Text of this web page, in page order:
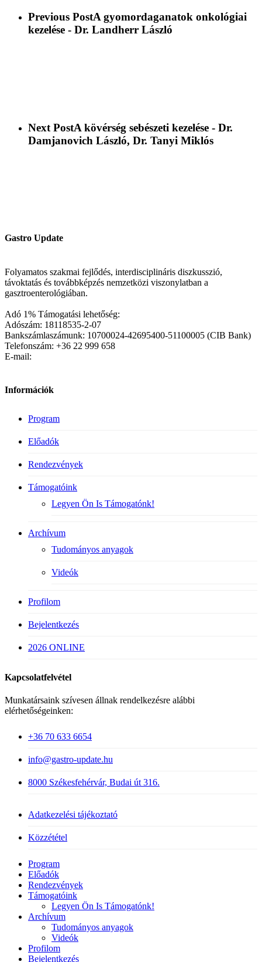
Previous PostA gyomordaganatok onkológiai
kezelése - Dr. Landherr László
Next PostA kövérség sebészeti kezelése - Dr.
Damjanovich László, Dr. Tanyi Miklós
Gastro Update
Folyamatos szakmai fejlődés, interdisciplináris diszkusszió,
távoktatás és továbbképzés nemzetközi viszonylatban a
gasztroenterológiában.
Adó 1% Támogatási lehetőség:
Adószám: 18118535-2-07
Bankszámlaszámunk: 10700024-42695400-51100005 (CIB Bank)
Telefonszám: +36 22 999 658
E-mail:
Információk
Program
Előadók
Rendezvények
Támogatóink
Legyen Ön Is Támogatónk!
Archívum
Tudományos anyagok
Videók
Profilom
Bejelentkezés
2026 ONLINE
Kapcsolatfelvétel
Munkatársaink szívesen állnak rendelkezésre alábbi
elérhetőségeinken:
+36 70 633 6654
info@gastro-update.hu
8000 Székesfehérvár, Budai út 316.
Adatkezelési tájékoztató
Közzététel
Close
Menu
Program
Előadók
Rendezvények
Támogatóink
Legyen Ön Is Támogatónk!
Archívum
Tudományos anyagok
Videók
Profilom
Bejelentkezés